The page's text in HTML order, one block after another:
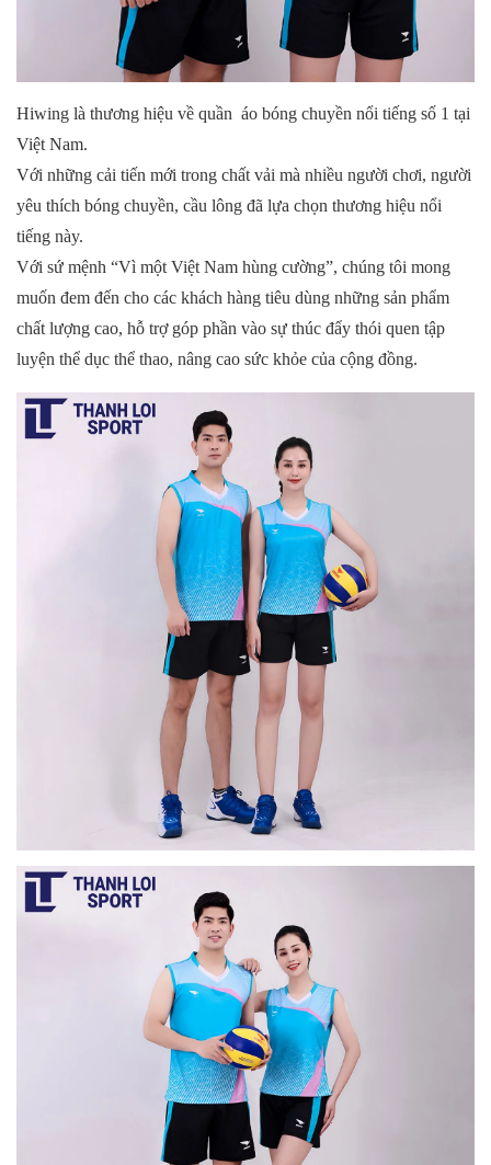
Hiwing là thương hiệu về quần áo bóng chuyền nổi tiếng số 1 tại
Việt Nam.
Với những cải tiến mới trong chất vải mà nhiều người chơi, người
yêu thích bóng chuyền, cầu lông đã lựa chọn thương hiệu nổi
tiếng này.
Với sứ mệnh “Vì một Việt Nam hùng cường”, chúng tôi mong
muốn đem đến cho các khách hàng tiêu dùng những sản phẩm
chất lượng cao, hỗ trợ góp phần vào sự thúc đẩy thói quen tập
luyện thể dục thể thao, nâng cao sức khỏe của cộng đồng.